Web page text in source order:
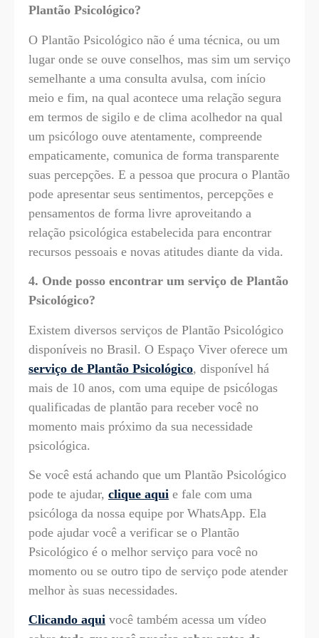
Plantão Psicológico?
O Plantão Psicológico não é uma técnica, ou um
lugar onde se ouve conselhos, mas sim um serviço
semelhante a uma consulta avulsa, com início
meio e fim, na qual acontece uma relação segura
em termos de sigilo e de clima acolhedor na qual
um psicólogo ouve atentamente, compreende
empaticamente, comunica de forma transparente
suas percepções. E a pessoa que procura o Plantão
pode apresentar seus sentimentos, percepções e
pensamentos de forma livre aproveitando a
relação psicológica estabelecida para encontrar
recursos pessoais e novas atitudes diante da vida.
4. Onde posso encontrar um serviço de Plantão
Psicológico?
Existem diversos serviços de Plantão Psicológico
disponíveis no Brasil. O Espaço Viver oferece um
serviço de Plantão Psicológico, disponível há
mais de 10 anos, com uma equipe de psicólogas
qualificadas de plantão para receber você no
momento mais próximo da sua necessidade
psicológica.
Se você está achando que um Plantão Psicológico
pode te ajudar, clique aqui e fale com uma
psicóloga da nossa equipe por WhatsApp. Ela
pode ajudar você a verificar se o Plantão
Psicológico é o melhor serviço para você no
momento ou se outro tipo de serviço pode atender
melhor às suas necessidades.
Clicando aqui você também acessa um vídeo